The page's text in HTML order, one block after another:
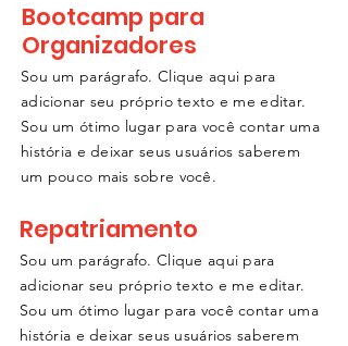
Bootcamp para
Organizadores
Sou um parágrafo. Clique aqui para
adicionar seu próprio texto e me editar.
Sou um ótimo lugar para você contar uma
história e deixar seus usuários saberem
um pouco mais sobre você.
Repatriamento
Sou um parágrafo. Clique aqui para
adicionar seu próprio texto e me editar.
Sou um ótimo lugar para você contar uma
história e deixar seus usuários saberem